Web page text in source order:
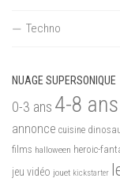
Techno
NUAGE SUPERSONIQUE
0-3 ans 4-8 ans
annonce cuisine
films halloween heroic-
jeu vidéo jouet kickstarter